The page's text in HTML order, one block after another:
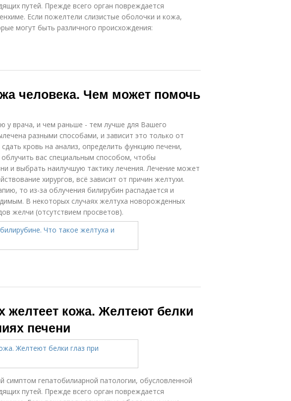
путей. Прежде всего орган повреждается
Если пожелтели слизистые оболочки и кожа,
могут быть различного происхождения:
человека. Чем может помочь
у врача, и чем раньше - тем лучше для Вашего
разными способами, и зависит это только от
кровь на анализ, определить функцию печени,
вас специальным способом, чтобы
и выбрать наилучшую тактику лечения. Лечение может
хирургов, всё зависит от причин желтухи.
то из-за облучения билирубин распадается и
В некоторых случаях желтуха новорожденных
желчи (отсутствием просветов).
желтеет кожа. Желтеют белки
печени
симптом гепатобилиарной патологии, обусловленной
путей. Прежде всего орган повреждается